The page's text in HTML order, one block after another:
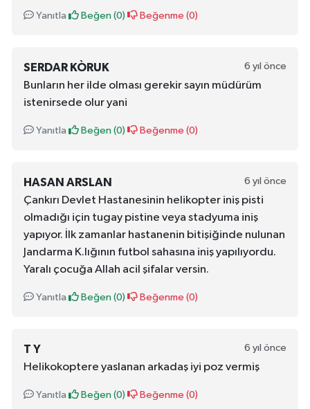
Yanıtla Beğen (0) Beğenme (0)
SERDAR KÒRUK 6 yıl önce
Bunların her ilde olması gerekir sayın müdürüm
istenirsede olur yani
Yanıtla Beğen (0) Beğenme (0)
HASAN ARSLAN 6 yıl önce
Çankırı Devlet Hastanesinin helikopter iniş pisti
olmadığı için tugay pistine veya stadyuma iniş
yapıyor. İlk zamanlar hastanenin bitişiğinde nulunan
Jandarma K.lığının futbol sahasına iniş yapılıyordu.
Yaralı çocuğa Allah acil şifalar versin.
Yanıtla Beğen (0) Beğenme (0)
T Y 6 yıl önce
Helikokoptere yaslanan arkadaş iyi poz vermiş
Yanıtla Beğen (0) Beğenme (0)